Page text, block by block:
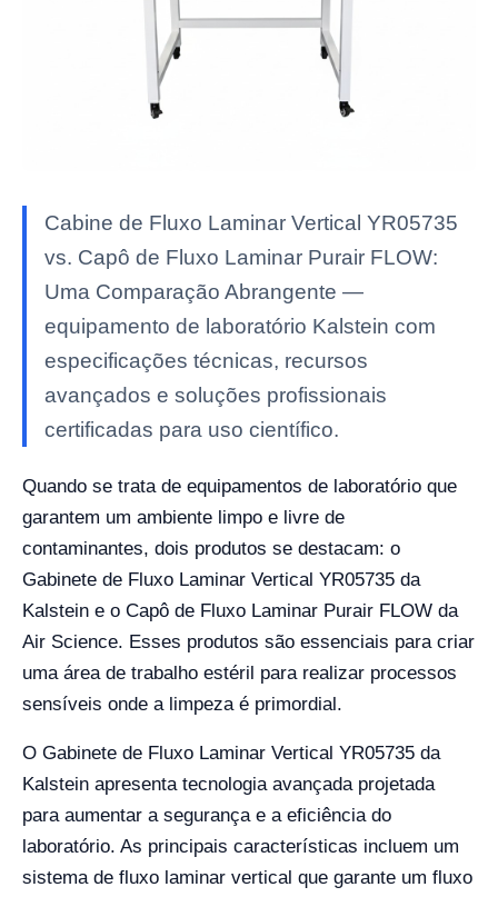
Cabine de Fluxo Laminar Vertical YR05735
vs. Capô de Fluxo Laminar Purair FLOW:
Uma Comparação Abrangente —
equipamento de laboratório Kalstein com
especificações técnicas, recursos
avançados e soluções profissionais
certificadas para uso científico.
Quando se trata de equipamentos de laboratório que
garantem um ambiente limpo e livre de
contaminantes, dois produtos se destacam: o
Gabinete de Fluxo Laminar Vertical YR05735 da
Kalstein e o Capô de Fluxo Laminar Purair FLOW da
Air Science. Esses produtos são essenciais para criar
uma área de trabalho estéril para realizar processos
sensíveis onde a limpeza é primordial.
O Gabinete de Fluxo Laminar Vertical YR05735 da
Kalstein apresenta tecnologia avançada projetada
para aumentar a segurança e a eficiência do
laboratório. As principais características incluem um
sistema de fluxo laminar vertical que garante um fluxo